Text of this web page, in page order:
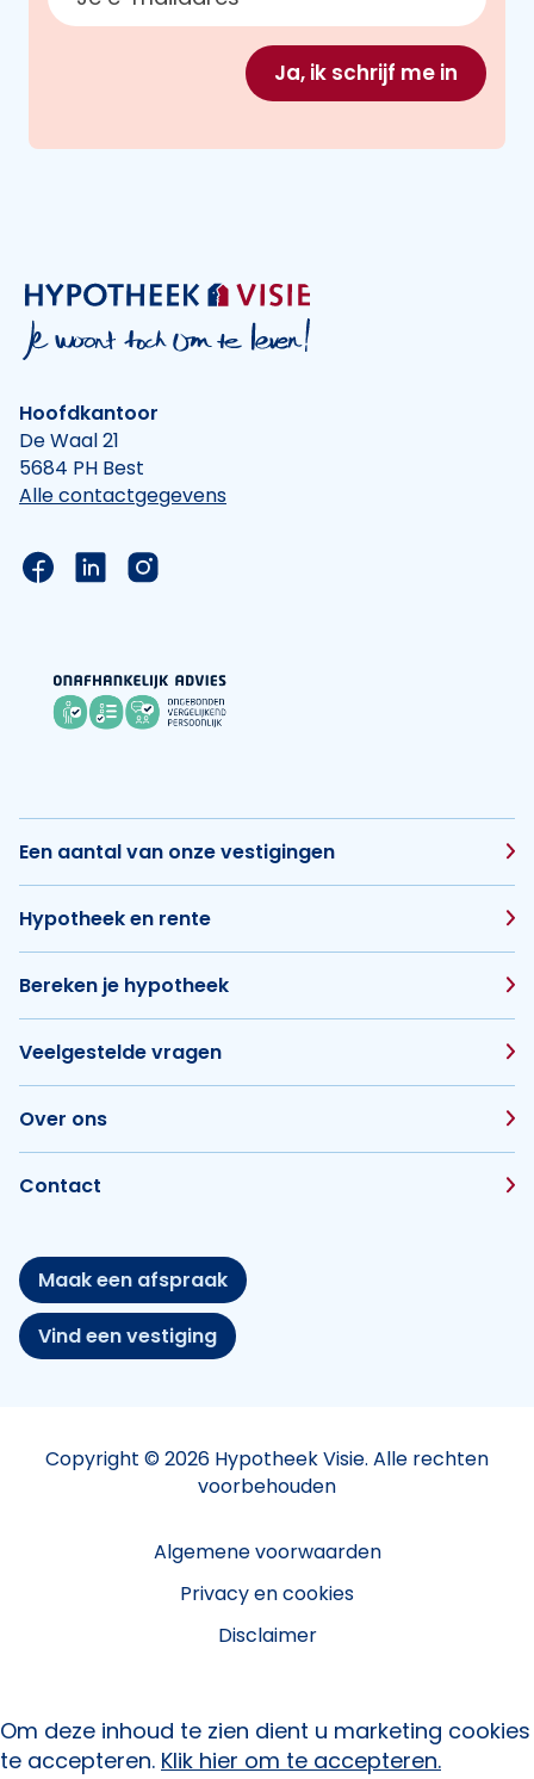
Ja, ik schrijf me in
Hoofdkantoor
De Waal 21
5684 PH Best
Alle contactgegevens
Link naar de Facebook pagina van Hypotheek
Link naar de LinkedIn pagina van
Link naar de Instagram pagina van
Een aantal van onze vestigingen
Hypotheek en rente
Bereken je hypotheek
Veelgestelde vragen
Over ons
Contact
Maak een afspraak
Vind een vestiging
Copyright © 2026 Hypotheek Visie. Alle rechten
voorbehouden
Algemene voorwaarden
Privacy en cookies
Disclaimer
Om deze inhoud te zien dient u marketing cookies
te accepteren. Klik hier om te accepteren.